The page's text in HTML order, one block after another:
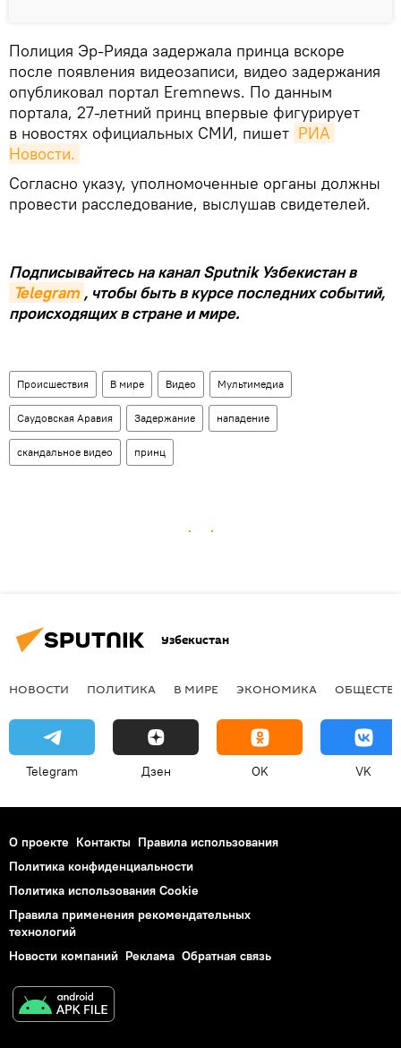
Полиция Эр-Рияда задержала принца вскоре
после появления видеозаписи, видео задержания
опубликовал портал Eremnews. По данным
портала, 27-летний принц впервые фигурирует
в новостях официальных СМИ, пишет РИА
Новости.
Согласно указу, уполномоченные органы должны
провести расследование, выслушав свидетелей.
Подписывайтесь на канал Sputnik Узбекистан в
Telegram , чтобы быть в курсе последних событий,
происходящих в стране и мире.
Происшествия В мире Видео Мультимедиа
Саудовская Аравия Задержание нападение
скандальное видео принц
Узбекистан
НОВОСТИ ПОЛИТИКА В МИРЕ ЭКОНОМИКА
Telegram Дзен OK VK
О проекте Контакты Правила использования
Политика конфиденциальности
Политика использования Cookie
Правила применения рекомендательных
технологий
Новости компаний Реклама Обратная связь